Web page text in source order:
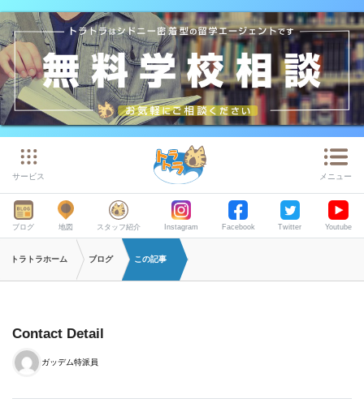
サービス メニュー
ブログ 地図 スタッフ紹介 Instagram Facebook Twitter Youtube
トラトラホーム ブログ この記事
Contact Detail
ガッデム特派員